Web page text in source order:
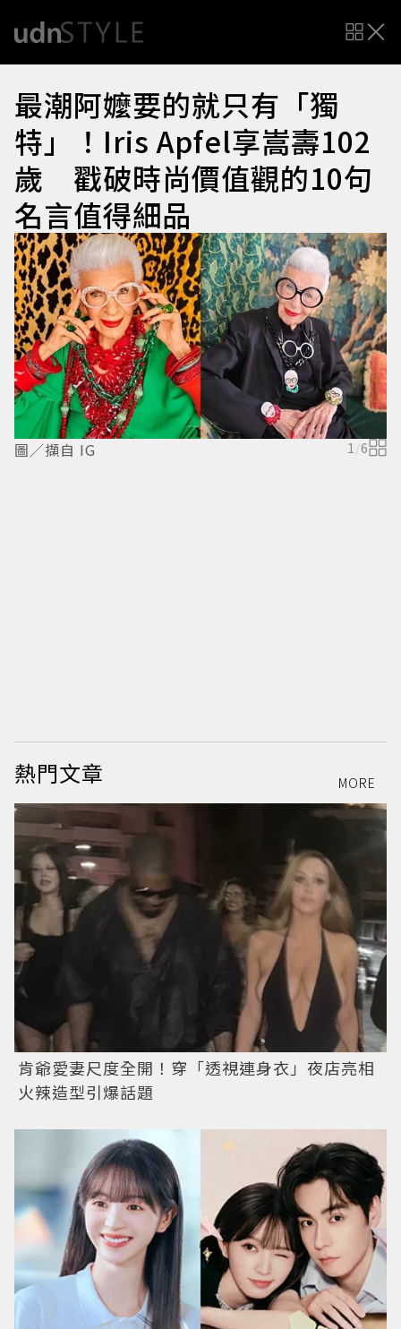
最潮阿嬤要的就只有「獨
特」！Iris Apfel享嵩壽102
歲 戳破時尚價值觀的10句
名言值得細品
圖／擷自 IG 1/6
熱門文章 MORE
肯爺愛妻尺度全開！穿「透視連身衣」夜店亮相
火辣造型引爆話題